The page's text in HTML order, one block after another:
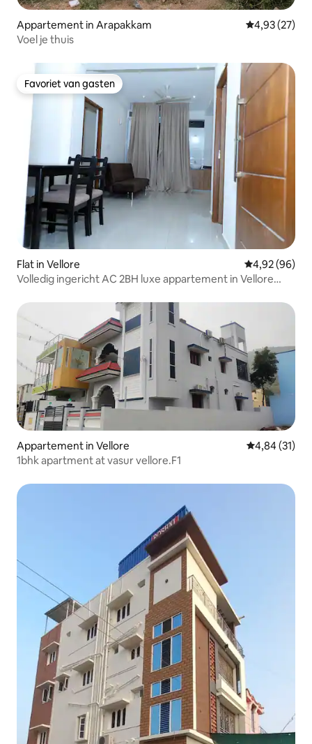
Appartement in Arapakkam Gemiddelde
4,93 (27)
Voel je thuis
Favoriet van gasten
Favoriet van gasten
Flat in Vellore Gemiddelde
4,92 (96)
Volledig ingericht AC 2BH luxe appartement in Vellore
Appartement in Vellore Gemiddelde
4,84 (31)
1bhk apartment at vasur vellore.F1